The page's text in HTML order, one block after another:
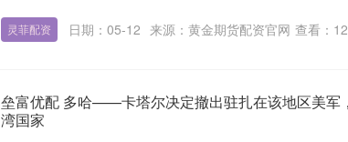
灵菲配资 日期：05-12 来源：黄金期货配资官网 查看：
垒富优配 多哈——卡塔尔决定撤出驻扎在该地区美军
湾国家